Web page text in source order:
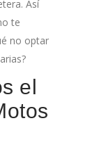
Así
te
no optar
el